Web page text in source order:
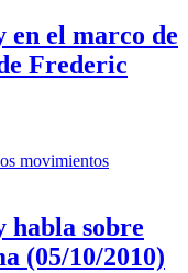
en el marco de
Frederic
habla sobre
(05/10/2010)